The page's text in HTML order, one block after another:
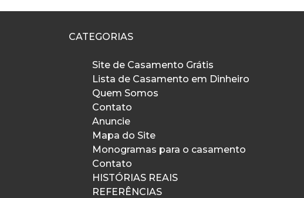
CATEGORIAS
Site de Casamento Grátis
Lista de Casamento em Dinheiro
Quem Somos
Contato
Anuncie
Mapa do Site
Monogramas para o casamento
Contato
HISTÓRIAS REAIS
REFERÊNCIAS